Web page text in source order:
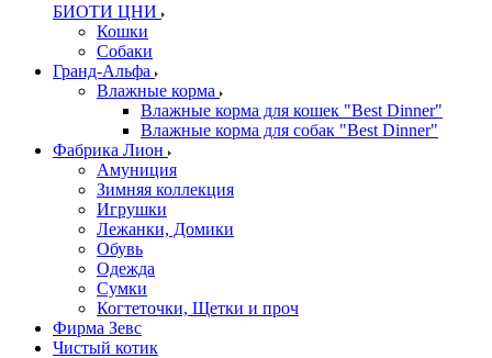
БИОТИ ЦНИ
Кошки
Собаки
Гранд-Альфа
Влажные корма
Влажные корма для кошек "Best Dinner"
Влажные корма для собак "Best Dinner"
Фабрика Лион
Амуниция
Зимняя коллекция
Игрушки
Лежанки, Домики
Обувь
Одежда
Сумки
Когтеточки, Щетки и проч
Фирма Зевс
Чистый котик